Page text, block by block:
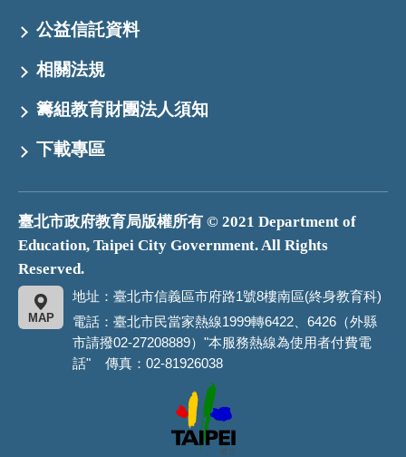
公益信託資料
相關法規
籌組教育財團法人須知
下載專區
臺北市政府教育局版權所有 © 2021 Department of
Education, Taipei City Government. All Rights
Reserved.
地址：臺北市信義區市府路1號8樓南區(終身教育科)
MAP
電話：臺北市民當家熱線1999轉6422、6426（外縣
市請撥02-27208889）"本服務熱線為使用者付費電
話" 傳真：02-81926038
市
政